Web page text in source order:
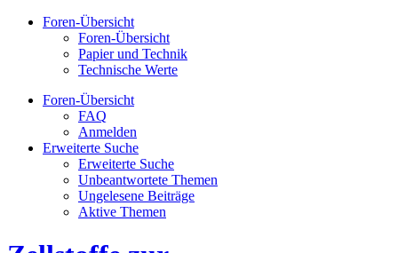
Foren-Übersicht
Foren-Übersicht
Papier und Technik
Technische Werte
Foren-Übersicht
FAQ
Anmelden
Erweiterte Suche
Erweiterte Suche
Unbeantwortete Themen
Ungelesene Beiträge
Aktive Themen